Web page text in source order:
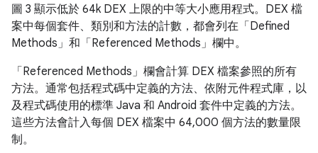
圖 3 顯示低於 64k DEX 上限的中等大小應用程式。DEX 檔
案中每個套件、類別和方法的計數，都會列在「Defined
Methods」 和「Referenced Methods」 欄中。
「Referenced Methods」 欄會計算 DEX 檔案參照的所有
方法。通常包括程式碼中定義的方法、依附元件程式庫，以
及程式碼使用的標準 Java 和 Android 套件中定義的方法。
這些方法會計入每個 DEX 檔案中 64,000 個方法的數量限
制。